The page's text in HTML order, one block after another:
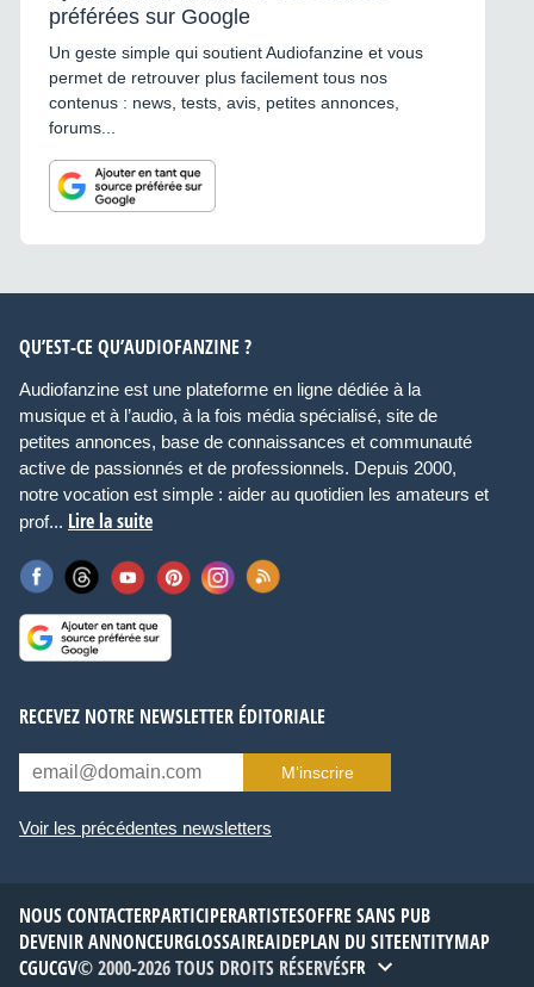
préférées sur Google
Un geste simple qui soutient Audiofanzine et vous
permet de retrouver plus facilement tous nos
contenus : news, tests, avis, petites annonces,
forums...
QU’EST-CE QU’AUDIOFANZINE ?
Audiofanzine est une plateforme en ligne dédiée à la
musique et à l’audio, à la fois média spécialisé, site de
petites annonces, base de connaissances et communauté
active de passionnés et de professionnels. Depuis 2000,
notre vocation est simple : aider au quotidien les amateurs et
prof... Lire la suite
RECEVEZ NOTRE NEWSLETTER ÉDITORIALE
M’inscrire
Voir les précédentes newsletters
NOUS CONTACTERPARTICIPERARTISTESOFFRE SANS PUB
DEVENIR ANNONCEURGLOSSAIREAIDEPLAN DU SITEENTITYMAP
CGUCGV© 2000-2026 TOUS DROITS RÉSERVÉSFR